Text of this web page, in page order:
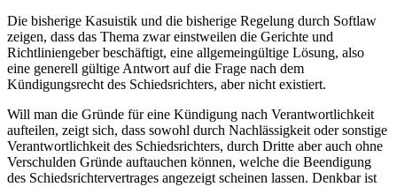
Die bisherige Kasuistik und die bisherige Regelung durch Softlaw
zeigen, dass das Thema zwar einstweilen die Gerichte und
Richtliniengeber beschäftigt, eine allgemeingültige Lösung, also
eine generell gültige Antwort auf die Frage nach dem
Kündigungsrecht des Schiedsrichters, aber nicht existiert.
Will man die Gründe für eine Kündigung nach Verantwortlichkeit
aufteilen, zeigt sich, dass sowohl durch Nachlässigkeit oder sonstige
Verantwortlichkeit des Schiedsrichters, durch Dritte aber auch ohne
Verschulden Gründe auftauchen können, welche die Beendigung
des Schiedsrichtervertrages angezeigt scheinen lassen. Denkbar ist